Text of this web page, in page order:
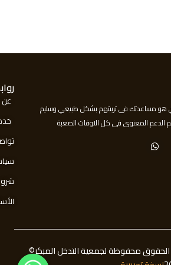
هو مساعدتك فى تربيتهم بشكل طبيعي وسليم
الدعم المعنوى فى كل الاوقات الصعبة
عن
محفوظة لجمعية التدخل المبكر©